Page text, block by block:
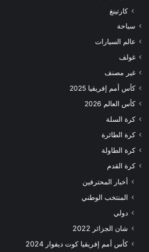
كارتينغ
سباحة
عالم السيارات
غولف
غير مصنف
كأس أمم إفريقيا 2025
كأس العالم 2026
كرة السلة
كرة الطائرة
كرة الطاولة
كرة القدم
أخبار المحترفين
المنتخب الوطني
دولي
شان الجزائر 2022
كأس أمم إفريقيا كوت ديفوار 2024